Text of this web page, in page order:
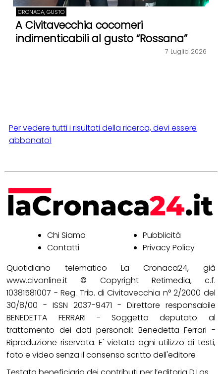
CRONACA, GUSTO
A Civitavecchia cocomeri
indimenticabili al gusto “Rossana”
7 Luglio 2026
Per vedere tutti i risultati della ricerca, devi essere
abbonato1
Chi Siamo
Contatti
Pubblicità
Privacy Policy
Quotidiano telematico La Cronaca24, già
www.civonline.it © Copyright Retimedia, c.f.
10381581007 - Reg. Trib. di Civitavecchia n° 2/2000 del
30/8/00 - ISSN 2037-9471 - Direttore responsabile
BENEDETTA FERRARI - Soggetto deputato al
trattamento dei dati personali: Benedetta Ferrari -
Riproduzione riservata. E' vietato ogni utilizzo di testi,
foto e video senza il consenso scritto dell'editore